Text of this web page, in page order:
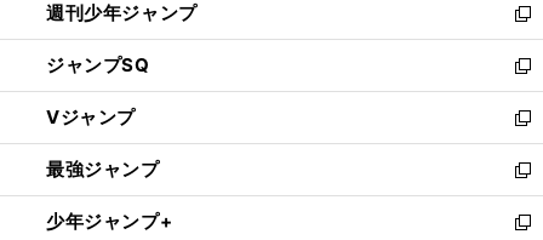
く
週刊少年ジャンプ
新
し
い
ウ
ィ
ン
ド
ウ
で
ジャンプSQ
新
し
い
ウ
ィ
ン
ド
Vジャンプ
新
し
い
ウ
ィ
最強ジャンプ
新
し
い
少年ジャンプ+
新